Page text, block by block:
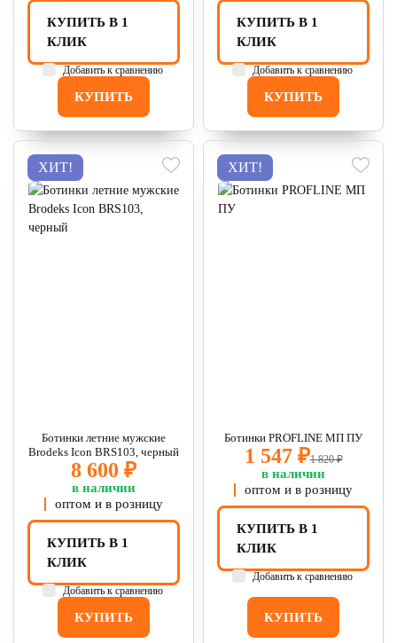
КУПИТЬ
КУПИТЬ В 1
КЛИК
Добавить к сравнению
КУПИТЬ
КУПИТЬ В 1
КЛИК
Добавить к сравнению
ХИТ!
Ботинки летние мужские
Brodeks Icon BRS103, черный
8 600 ₽
в наличии
оптом и в розницу
КУПИТЬ
КУПИТЬ В 1
КЛИК
Добавить к сравнению
ХИТ!
Ботинки PROFLINE МП ПУ
1 547 ₽1 820 ₽
в наличии
оптом и в розницу
КУПИТЬ
КУПИТЬ В 1
КЛИК
Добавить к сравнению